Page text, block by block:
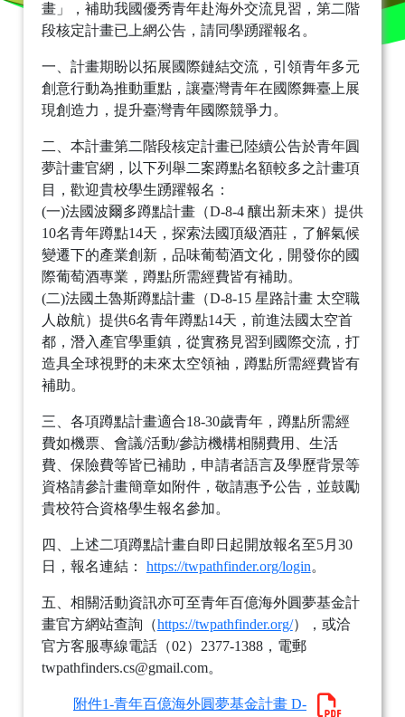
畫」，補助我國優秀青年赴海外交流見習，第二階
段核定計畫已上網公告，請同學踴躍報名。
一、計畫期盼以拓展國際鏈結交流，引領青年多元
創意行動為推動重點，讓臺灣青年在國際舞臺上展
現創造力，提升臺灣青年國際競爭力。
二、本計畫第二階段核定計畫已陸續公告於青年圓
夢計畫官網，以下列舉二案蹲點名額較多之計畫項
目，歡迎貴校學生踴躍報名：
(一)法國波爾多蹲點計畫（D-8-4 釀出新未來）提供
10名青年蹲點14天，探索法國頂級酒莊，了解氣候
變遷下的產業創新，品味葡萄酒文化，開發你的國
際葡萄酒專業，蹲點所需經費皆有補助。
(二)法國土魯斯蹲點計畫（D-8-15 星路計畫 太空職
人啟航）提供6名青年蹲點14天，前進法國太空首
都，潛入產官學重鎮，從實務見習到國際交流，打
造具全球視野的未來太空領袖，蹲點所需經費皆有
補助。
三、各項蹲點計畫適合18-30歲青年，蹲點所需經
費如機票、會議/活動/參訪機構相關費用、生活
費、保險費等皆已補助，申請者語言及學歷背景等
資格請參計畫簡章如附件，敬請惠予公告，並鼓勵
貴校符合資格學生報名參加。
四、上述二項蹲點計畫自即日起開放報名至5月30
日，報名連結： https://twpathfinder.org/login。
五、相關活動資訊亦可至青年百億海外圓夢基金計
畫官方網站查詢（https://twpathfinder.org/），或洽
官方客服專線電話（02）2377-1388，電郵
twpathfinders.cs@gmail.com。
附件1-青年百億海外圓夢基金計畫 D-